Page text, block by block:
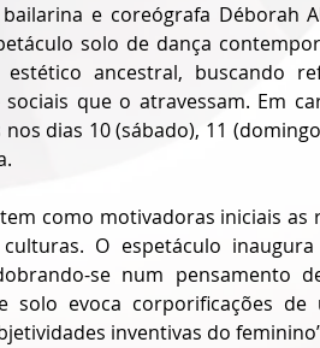
e coreógrafa Déborah
solo de dança
estético ancestral, buscando
que o atravessam. Em
dias 10 (sábado), 11
tem como motivadoras iniciais
O espetáculo
se num pensamento
solo evoca corporificações de
inventivas do